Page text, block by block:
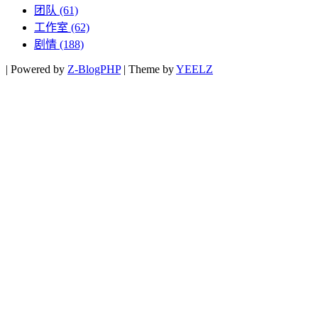
团队 (61)
工作室 (62)
剧情 (188)
| Powered by Z-BlogPHP | Theme byYEELZ